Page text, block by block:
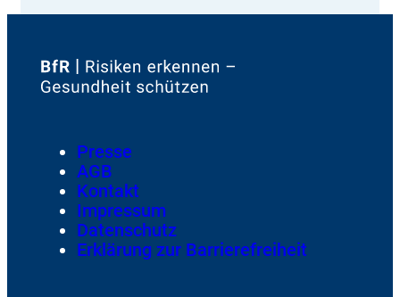
Zur
Footer
Meta-
Navigation
Presse
AGB
Kontakt
Impressum
Datenschutz
Erklärung zur Barrierefreiheit